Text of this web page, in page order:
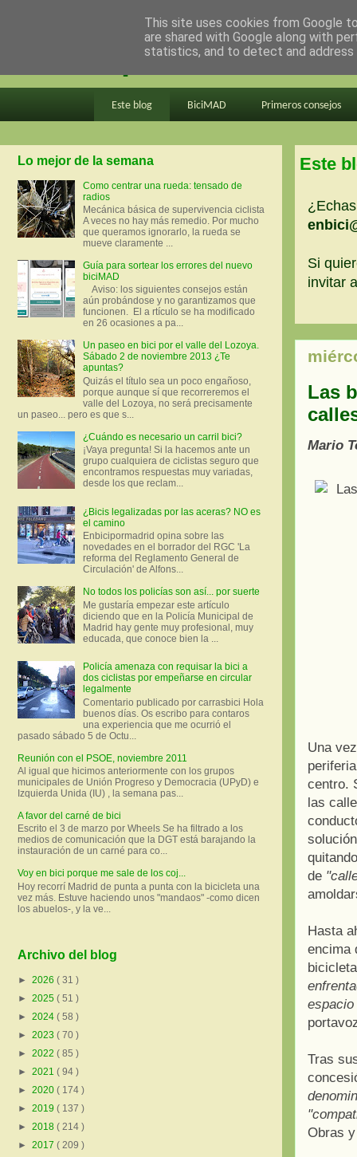
en bici por madrid
Este blog BiciMAD Primeros consejos
Este
Si
invitar
Las
Mario
Una
centro.
las
de
Hasta
encima
Tras
Obras
Lo mejor de la semana
Como centrar una rueda: tensado de
radios
Mecánica básica de supervivencia ciclista
A veces no hay más remedio. Por mucho
que queramos ignorarlo, la rueda se
mueve claramente ...
Guía para sortear los errores del nuevo
biciMAD
Aviso: los siguientes consejos están
aún probándose y no garantizamos que
funcionen. El a rtículo se ha modificado
en 26 ocasiones a pa...
Un paseo en bici por el valle del Lozoya.
Sábado 2 de noviembre 2013 ¿Te
apuntas?
Quizás el título sea un poco engañoso,
porque aunque sí que recorreremos el
valle del Lozoya, no será precisamente
un paseo... pero es que s...
¿Cuándo es necesario un carril bici?
¡Vaya pregunta! Si la hacemos ante un
grupo cualquiera de ciclistas seguro que
encontramos respuestas muy variadas,
desde los que reclam...
¿Bicis legalizadas por las aceras? NO es
el camino
Enbicipormadrid opina sobre las
novedades en el borrador del RGC 'La
reforma del Reglamento General de
Circulación' de Alfons...
No todos los policías son así... por suerte
Me gustaría empezar este artículo
diciendo que en la Policía Municipal de
Madrid hay gente muy profesional, muy
educada, que conoce bien la ...
Policía amenaza con requisar la bici a
dos ciclistas por empeñarse en circular
legalmente
Comentario publicado por carrasbici Hola
buenos días. Os escribo para contaros
una experiencia que me ocurrió el
pasado sábado 5 de Octu...
Reunión con el PSOE, noviembre 2011
Al igual que hicimos anteriormente con los grupos
municipales de Unión Progreso y Democracia (UPyD) e
Izquierda Unida (IU) , la semana pas...
A favor del carné de bici
Escrito el 3 de marzo por Wheels Se ha filtrado a los
medios de comunicación que la DGT está barajando la
instauración de un carné para co...
Voy en bici porque me sale de los coj...
Hoy recorrí Madrid de punta a punta con la bicicleta una
vez más. Estuve haciendo unos "mandaos" -como dicen
los abuelos-, y la ve...
Archivo del blog
► 2026 ( 31 )
► 2025 ( 51 )
► 2024 ( 58 )
► 2023 ( 70 )
► 2022 ( 85 )
► 2021 ( 94 )
► 2020 ( 174 )
► 2019 ( 137 )
► 2018 ( 214 )
► 2017 ( 209 )
This site uses cookies from Google
are shared with Google along with
statistics, and to detect and address